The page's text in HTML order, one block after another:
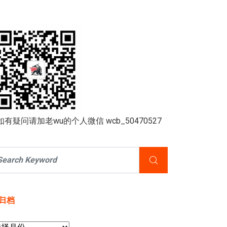
有疑问请加老wu的个人微信 wcb_50470527
档